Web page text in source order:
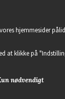
Delightful Hair
hjemmesider
at klikke på
nødvendigt